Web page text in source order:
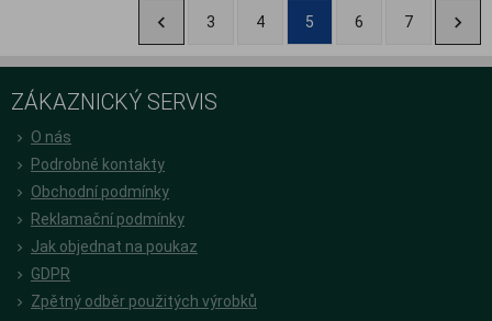
3 4 5 6 7
ZÁKAZNICKÝ SERVIS
O nás
Podrobné kontakty
Obchodní podmínky
Reklamační podmínky
Jak objednat na poukaz
GDPR
Zpětný odběr použitých výrobků